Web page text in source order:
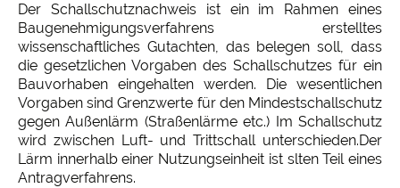
Der Schallschutznachweis ist ein im Rahmen eines
Baugenehmigungsverfahrens erstelltes
wissenschaftliches Gutachten, das belegen soll, dass
die gesetzlichen Vorgaben des Schallschutzes für ein
Bauvorhaben eingehalten werden. Die wesentlichen
Vorgaben sind Grenzwerte für den Mindestschallschutz
gegen Außenlärm (Straßenlärme etc.) Im Schallschutz
wird zwischen Luft- und Trittschall unterschieden.Der
Lärm innerhalb einer Nutzungseinheit ist slten Teil eines
Antragverfahrens.